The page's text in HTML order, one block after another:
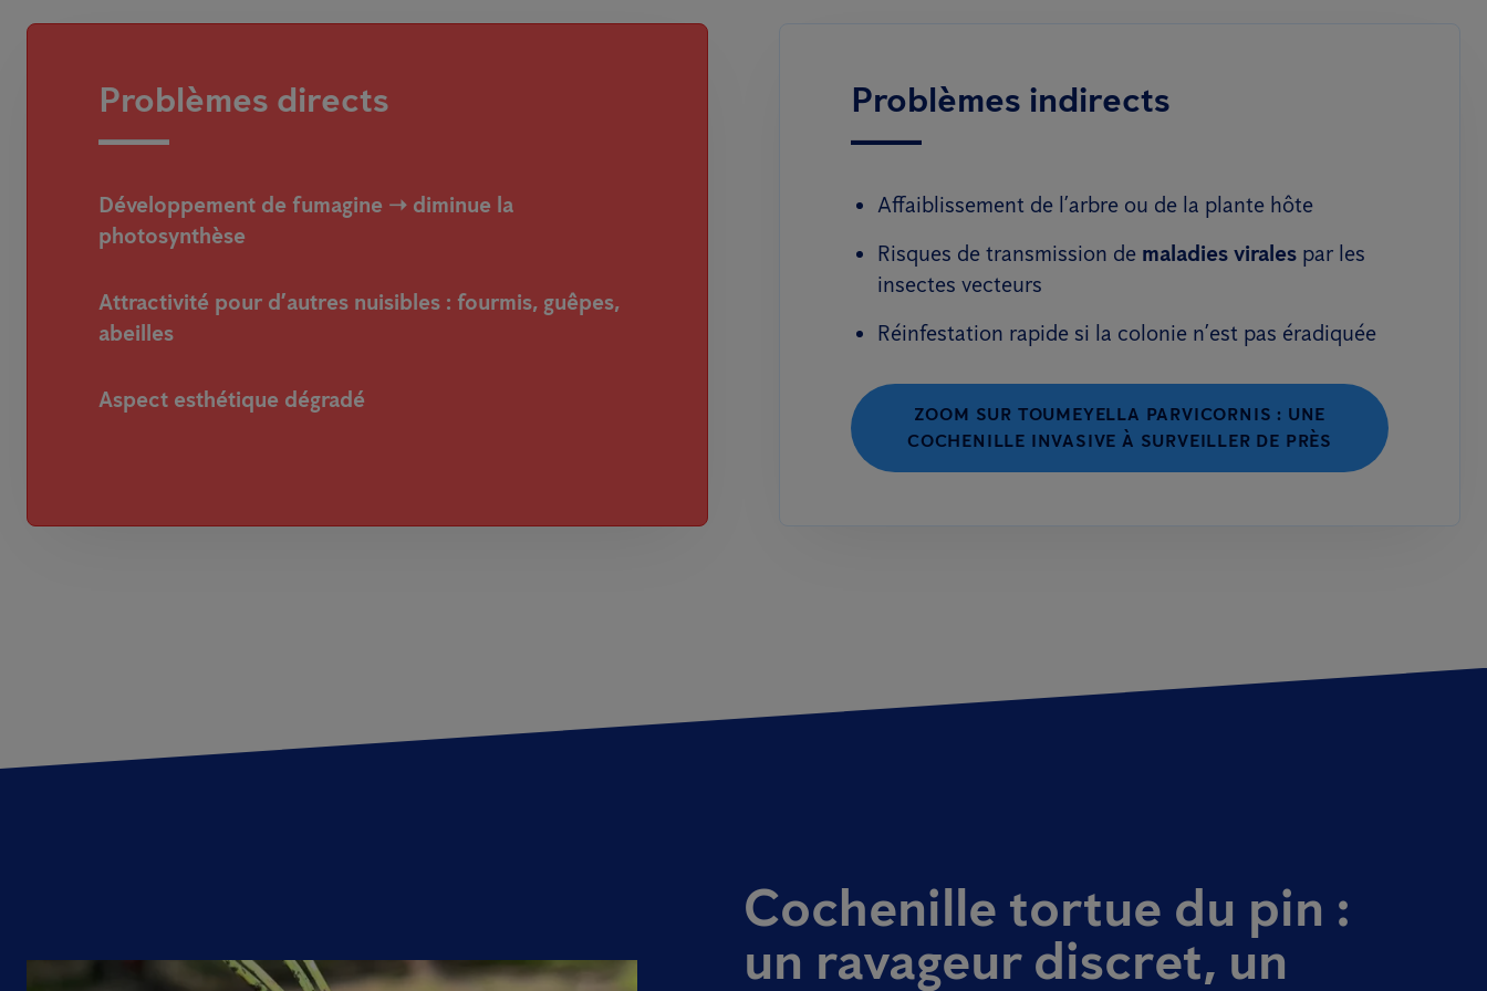
Problèmes directs
Développement de fumagine ➝ diminue la
photosynthèse
Attractivité pour d’autres nuisibles : fourmis, guêpes,
abeilles
Aspect esthétique dégradé
Problèmes indirects
Affaiblissement de l’arbre ou de la plante hôte
Risques de transmission de maladies virales par les
insectes vecteurs
Réinfestation rapide si la colonie n’est pas éradiquée
ZOOM SUR TOUMEYELLA PARVICORNIS : UNE
COCHENILLE INVASIVE À SURVEILLER DE PRÈS
Cochenille tortue du pin :
un ravageur discret, un